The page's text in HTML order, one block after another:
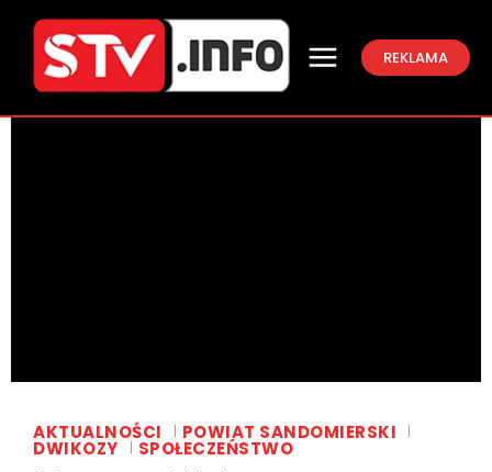
REKLAMA
AKTUALNOŚCI POWIAT SANDOMIERSKI
DWIKOZY SPOŁECZEŃSTWO